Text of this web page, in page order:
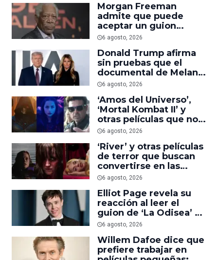
Morgan Freeman
admite que puede
aceptar un guion
mediocre si le pagan lo
6 agosto, 2026
Donald Trump afirma
sin pruebas que el
documental de Melania
es ‘la película número
6 agosto, 2026
‘Amos del Universo’,
‘Mortal Kombat II’ y
otras películas que no
dominaron la taquilla
streaming
6 agosto, 2026
‘River’ y otras películas
de terror que buscan
convertirse en las
nuevas ‘Obsession’ y
6 agosto, 2026
Elliot Page revela su
reacción al leer el
guion de ‘La Odisea’ y
elogia la forma de
Nolan
6 agosto, 2026
Willem Dafoe dice que
prefiere trabajar en